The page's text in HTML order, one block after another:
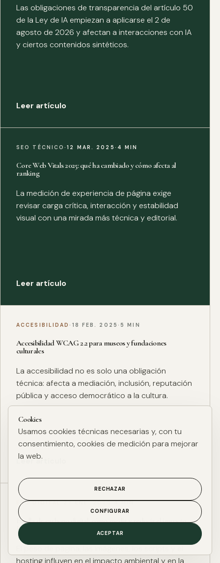
Las obligaciones de transparencia del artículo 50
de la Ley de IA empiezan a aplicarse el 2 de
agosto de 2026 y afectan a interacciones con IA
y ciertos contenidos sintéticos.
Leer artículo
SEO TÉCNICO·12 MAR. 2025 · 4 MIN
Core Web Vitals 2025: qué ha cambiado y cómo afecta al
ranking
La medición de experiencia de página exige
revisar carga crítica, interacción y estabilidad
visual con una mirada más técnica y editorial.
Leer artículo
ACCESIBILIDAD · 18 FEB. 2025 · 5 MIN
Accesibilidad WCAG 2.2 para museos y fundaciones
culturales
La accesibilidad no es solo una obligación
técnica: afecta a mediación, inclusión, reputación
pública y acceso democrático a la cultura.
Leer artículo
ESG DIGITAL·27 ENE. 2025·4 MIN
Huella de carbono digital: cómo medir y reducir el impacto
ESG de una web
El peso de página, las imágenes, los scripts y el
hosting influyen en el impacto ambiental y en la
Cookies
Usamos cookies técnicas necesarias y, con tu
consentimiento, cookies de medición para mejorar
la web.
RECHAZAR
CONFIGURAR
ACEPTAR